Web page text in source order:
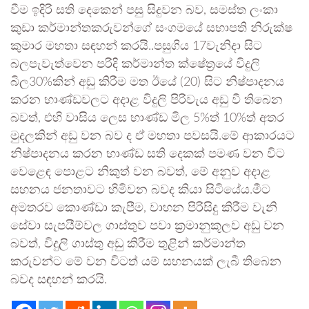
වීම ඉදිරි සති දෙකෙන් පසු සිදුවන බව, සමස්ත ලංකා
කුඩා කර්මාන්තකරුවන්ගේ සංගමයේ සභාපති නිරුක්ෂ
කුමාර මහතා සඳහන් කරයි..පසුගිය 17වැනිදා සිට
බලපැවැත්වෙන පරිදි කර්මාන්ත ක්ෂේත්‍රයේ විදුලි
බිල30%කින් අඩු කිරීම මත ඊයේ (20) සිට නිෂ්පාදනය
කරන භාණ්ඩවලට අදාළ විදුලි පිරිවැය අඩු වී තිබෙන
බවත්, එහි වාසිය ලෙස භාණ්ඩ මිල 5%ත් 10%ත් අතර
මුදලකින් අඩු වන බව ද ඒ මහතා පවසයි.මේ ආකාරයට
නිෂ්පාදනය කරන භාණ්ඩ සති දෙකක් පමණ වන විට
වෙළෙඳ පොළට නිකුත් වන බවත්, මේ අනුව අදාළ
සහනය ජනතාවට හිමිවන බවද කියා සිටියේය.මීට
අමතරව කොණ්ඩා කැපීම, වාහන පිරිසිදු කිරීම වැනි
සේවා සැපයීම්වල ගාස්තුව පවා ක්‍රමානුකූලව අඩු වන
බවත්, විදුලි ගාස්තු අඩු කිරීම තුළින් කර්මාන්ත
කරුවන්ට මේ වන විටත් යම් සහනයක් ලැබී තිබෙන
බවද සඳහන් කරයි.